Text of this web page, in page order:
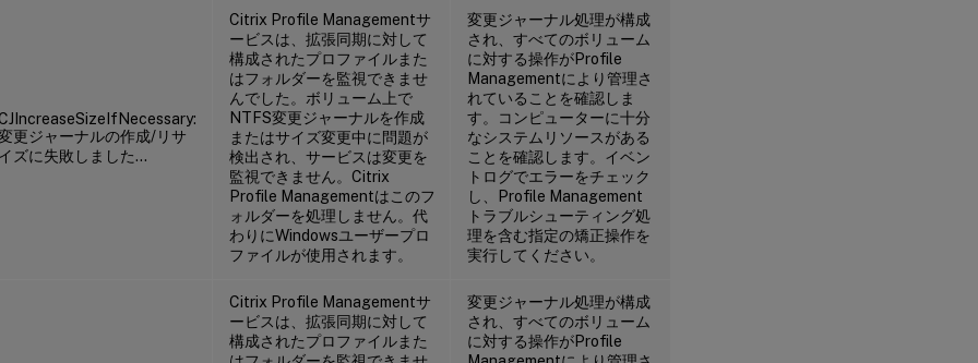
更ジャーナルの作成/リサ
イズに失敗しました…
Citrix Profile Managementサ
ービスは、拡張同期に対して
構成されたプロファイルまた
はフォルダーを監視できませ
んでした。ボリューム上で
NTFS変更ジャーナルを作成
またはサイズ変更中に問題が
検出され、サービスは変更を
監視できません。Citrix
Profile Managementはこのフ
ォルダーを処理しません。代
わりにWindowsユーザープロ
ファイルが使用されます。
変更ジャーナル処理が構成
され、すべてのボリューム
に対する操作がProfile
Managementにより管理さ
れていることを確認しま
す。コンピューターに十分
なシステムリソースがある
ことを確認します。イベン
トログでエラーをチェック
し、Profile Management
トラブルシューティング処
理を含む指定の矯正操作を
実行してください。
Citrix Profile Managementサ
ービスは、拡張同期に対して
構成されたプロファイルまた
変更ジャーナル処理が構成
され、すべてのボリューム
に対する操作がProfile